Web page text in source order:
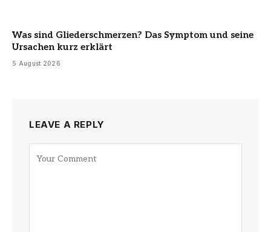
Was sind Gliederschmerzen? Das Symptom und seine
Ursachen kurz erklärt
5 August 2026
LEAVE A REPLY